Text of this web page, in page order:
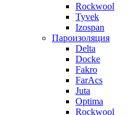
Rockwool
Tyvek
Izospan
Пароизоляция
Delta
Docke
Fakro
FarAcs
Juta
Optima
Rockwool